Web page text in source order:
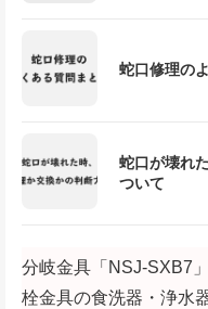
蛇口修理の
蛇口が壊れ
ついて
分岐金具「NSJ-SXB7
栓金具の食洗器・浄水